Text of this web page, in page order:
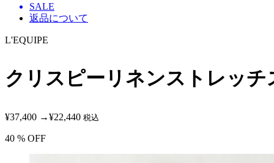
SALE
返品について
L'EQUIPE
クリスピーリネンストレッチ
¥37,400 →¥22,440 税込
40 % OFF